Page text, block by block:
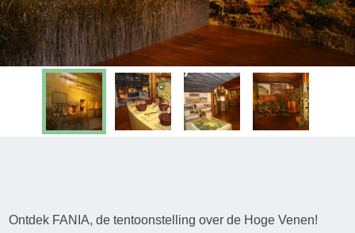
Ontdek FANIA, de tentoonstelling over de Hoge Venen!